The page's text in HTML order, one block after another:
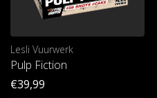
Lesli Vuurwerk
Pulp Fiction
€39,99